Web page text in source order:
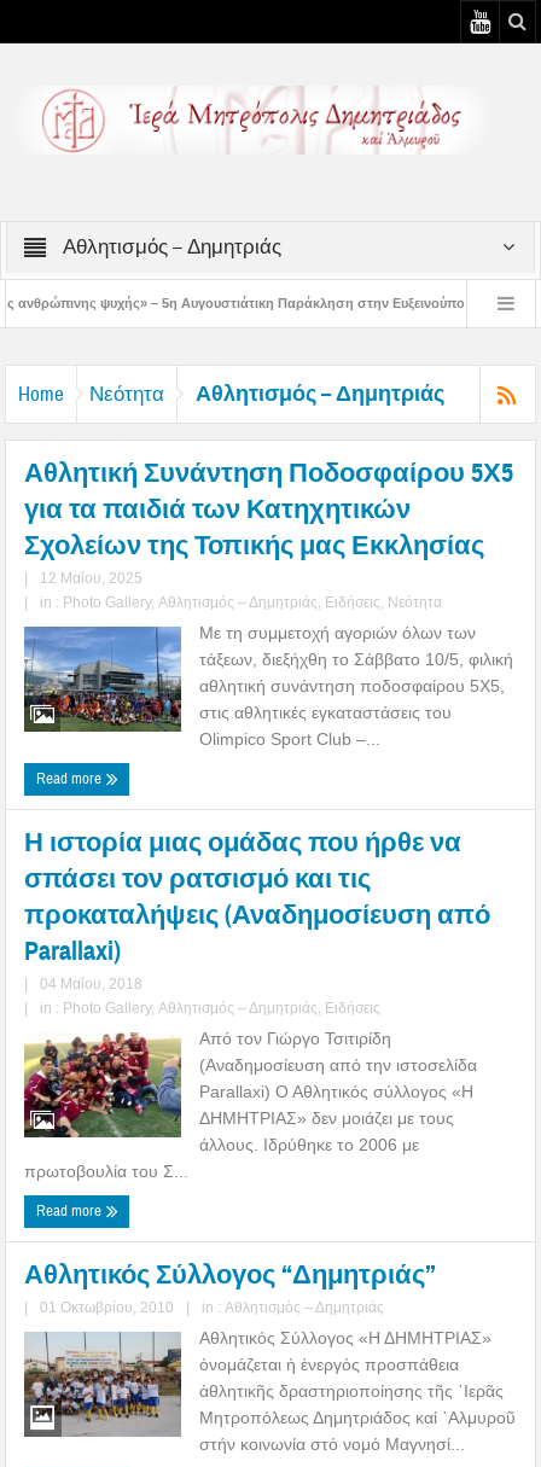
Αθλητισμός – Δημητριάς
Αυγουστιάτικη Παράκληση στην Ευξεινούπολη Χειροθεσία Πνευματικού
Home Νεότητα Αθλητισμός – Δημητριάς
Αθλητική Συνάντηση Ποδοσφαίρου 5Χ5
για τα παιδιά των Κατηχητικών
Σχολείων της Τοπικής μας Εκκλησίας
|
12 Μαΐου, 2025
|
in : Photo Gallery,Αθλητισμός – Δημητριάς Ειδήσεις Νεότητα
Με τη συμμετοχή αγοριών όλων των
τάξεων, διεξήχθη το Σάββατο 10/5, φιλική
αθλητική συνάντηση ποδοσφαίρου 5Χ5,
στις αθλητικές εγκαταστάσεις του
Olimpico Sport Club –...
Read more
Η ιστορία μιας ομάδας που ήρθε να
σπάσει τον ρατσισμό και τις
προκαταλήψεις (Αναδημοσίευση από
Parallaxi)
|
04 Μαΐου, 2018
|
in : Photo Gallery,Αθλητισμός – Δημητριάς Ειδήσεις
Από τoν Γιώργο Τσιτιρίδη
(Αναδημοσίευση από την ιστοσελίδα
Parallaxi) Ο Αθλητικός σύλλογος «Η
ΔΗΜΗΤΡΙΑΣ» δεν μοιάζει με τους
άλλους. Ιδρύθηκε το 2006 με
πρωτοβουλία του Σ...
Read more
Αθλητικός Σύλλογος “Δημητριάς”
| 01 Οκτωβρίου, 2010 | in :Αθλητισμός – Δημητριάς
Αθλητικός Σύλλογος «Η ΔΗΜΗΤΡΙΑΣ»
ὀνομάζεται ἡ ἐνεργός προσπάθεια
ἀθλητικῆς δραστηριοποίησης τῆς ῾Ιερᾶς
Μητροπόλεως Δημητριάδος καί ῾Αλμυροῦ
στήν κοινωνία στό νομό Μαγνησί...